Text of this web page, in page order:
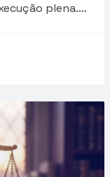
plena.…